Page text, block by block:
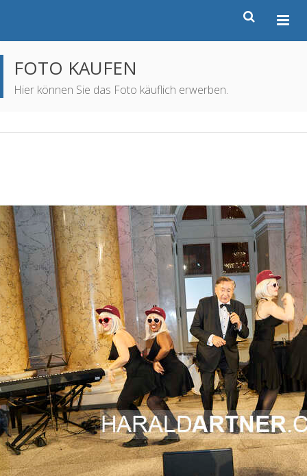
FOTO KAUFEN
Hier können Sie das Foto käuflich erwerben.